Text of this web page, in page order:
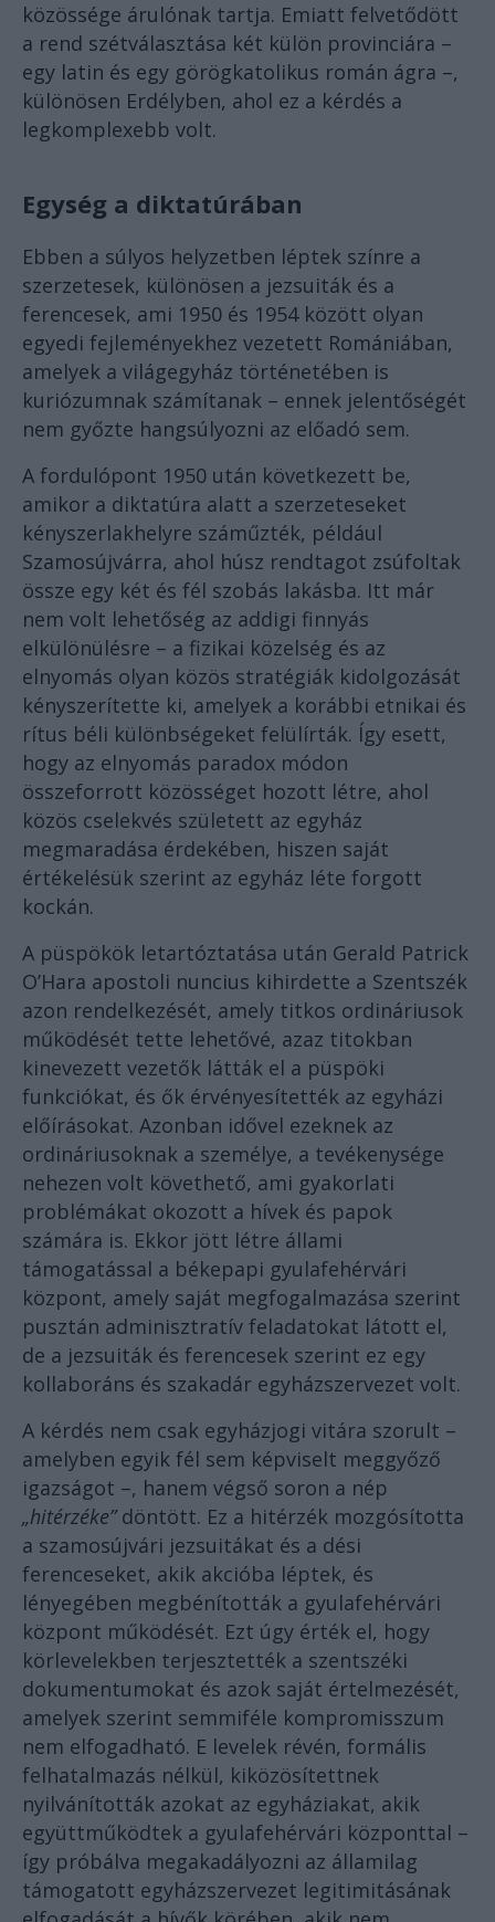
közössége árulónak tartja. Emiatt felvetődött
a rend szétválasztása két külön provinciára –
egy latin és egy görögkatolikus román ágra –,
különösen Erdélyben, ahol ez a kérdés a
legkomplexebb volt.
Egység a diktatúrában
Ebben a súlyos helyzetben léptek színre a
szerzetesek, különösen a jezsuiták és a
ferencesek, ami 1950 és 1954 között olyan
egyedi fejleményekhez vezetett Romániában,
amelyek a világegyház történetében is
kuriózumnak számítanak – ennek jelentőségét
nem győzte hangsúlyozni az előadó sem.
A fordulópont 1950 után következett be,
amikor a diktatúra alatt a szerzeteseket
kényszerlakhelyre száműzték, például
Szamosújvárra, ahol húsz rendtagot zsúfoltak
össze egy két és fél szobás lakásba. Itt már
nem volt lehetőség az addigi finnyás
elkülönülésre – a fizikai közelség és az
elnyomás olyan közös stratégiák kidolgozását
kényszerítette ki, amelyek a korábbi etnikai és
rítus béli különbségeket felülírták. Így esett,
hogy az elnyomás paradox módon
összeforrott közösséget hozott létre, ahol
közös cselekvés született az egyház
megmaradása érdekében, hiszen saját
értékelésük szerint az egyház léte forgott
kockán.
A püspökök letartóztatása után Gerald Patrick
O’Hara apostoli nuncius kihirdette a Szentszék
azon rendelkezését, amely titkos ordináriusok
működését tette lehetővé, azaz titokban
kinevezett vezetők látták el a püspöki
funkciókat, és ők érvényesítették az egyházi
előírásokat. Azonban idővel ezeknek az
ordináriusoknak a személye, a tevékenysége
nehezen volt követhető, ami gyakorlati
problémákat okozott a hívek és papok
számára is. Ekkor jött létre állami
támogatással a békepapi gyulafehérvári
központ, amely saját megfogalmazása szerint
pusztán adminisztratív feladatokat látott el,
de a jezsuiták és ferencesek szerint ez egy
kollaboráns és szakadár egyházszervezet volt.
A kérdés nem csak egyházjogi vitára szorult –
amelyben egyik fél sem képviselt meggyőző
igazságot –, hanem végső soron a nép
„hitérzéke”döntött. Ez a hitérzék mozgósította
a szamosújvári jezsuitákat és a dési
ferenceseket, akik akcióba léptek, és
lényegében megbénították a gyulafehérvári
központ működését. Ezt úgy érték el, hogy
körlevelekben terjesztették a szentszéki
dokumentumokat és azok saját értelmezését,
amelyek szerint semmiféle kompromisszum
nem elfogadható. E levelek révén, formális
felhatalmazás nélkül, kiközösítettnek
nyilvánították azokat az egyháziakat, akik
együttműködtek a gyulafehérvári központtal –
így próbálva megakadályozni az államilag
támogatott egyházszervezet legitimitásának